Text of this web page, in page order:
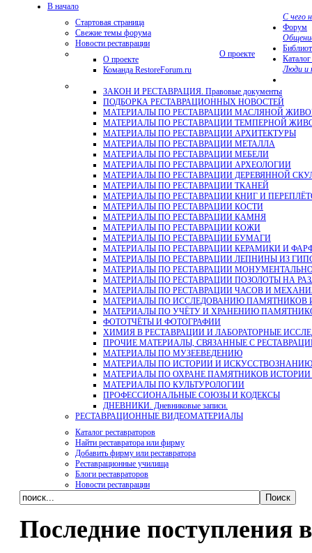
В начало
С чего
Стартовая страница
Свежие темы форума
Новости реставрации
О проекте
О проекте
Команда RestoreForum.ru
Форум
ЗАКОН И РЕСТАВРАЦИЯ. Правовые документы
ПОДБОРКА РЕСТАВРАЦИОННЫХ НОВОСТЕЙ
МАТЕРИАЛЫ ПО РЕСТАВРАЦИИ МАСЛЯНОЙ
МАТЕРИАЛЫ ПО РЕСТАВРАЦИИ ТЕМПЕРНОЙ
МАТЕРИАЛЫ ПО РЕСТАВРАЦИИ АРХИТЕКТУРЫ
МАТЕРИАЛЫ ПО РЕСТАВРАЦИИ МЕТАЛЛА
МАТЕРИАЛЫ ПО РЕСТАВРАЦИИ МЕБЕЛИ
МАТЕРИАЛЫ ПО РЕСТАВРАЦИИ АРХЕОЛОГИИ
МАТЕРИАЛЫ ПО РЕСТАВРАЦИИ ДЕРЕВЯННОЙ
МАТЕРИАЛЫ ПО РЕСТАВРАЦИИ ТКАНЕЙ
МАТЕРИАЛЫ ПО РЕСТАВРАЦИИ КНИГ И
МАТЕРИАЛЫ ПО РЕСТАВРАЦИИ КОСТИ
МАТЕРИАЛЫ ПО РЕСТАВРАЦИИ КАМНЯ
МАТЕРИАЛЫ ПО РЕСТАВРАЦИИ КОЖИ
МАТЕРИАЛЫ ПО РЕСТАВРАЦИИ БУМАГИ
МАТЕРИАЛЫ ПО РЕСТАВРАЦИИ КЕРАМИКИ И
МАТЕРИАЛЫ ПО РЕСТАВРАЦИИ ЛЕПНИНЫ ИЗ ГИПСА
МАТЕРИАЛЫ ПО РЕСТАВРАЦИИ
МАТЕРИАЛЫ ПО РЕСТАВРАЦИИ ПОЗОЛОТЫ НА
МАТЕРИАЛЫ ПО РЕСТАВРАЦИИ ЧАСОВ И
МАТЕРИАЛЫ ПО ИССЛЕДОВАНИЮ ПАМЯТНИКОВ
МАТЕРИАЛЫ ПО УЧЁТУ И ХРАНЕНИЮ
ФОТОТЧЁТЫ И ФОТОГРАФИИ
ХИМИЯ В РЕСТАВРАЦИИ И ЛАБОРАТОРНЫЕ
ПРОЧИЕ МАТЕРИАЛЫ, СВЯЗАННЫЕ С
МАТЕРИАЛЫ ПО МУЗЕЕВЕДЕНИЮ
МАТЕРИАЛЫ ПО ИСТОРИИ И ИСКУССТВОЗНАНИЮ
МАТЕРИАЛЫ ПО ОХРАНЕ ПАМЯТНИКОВ ИСТОРИИ
МАТЕРИАЛЫ ПО КУЛЬТУРОЛОГИИ
ПРОФЕССИОНАЛЬНЫЕ СОЮЗЫ И КОДЕКСЫ
ДНЕВНИКИ. Дневниковые записи.
РЕСТАВРАЦИОННЫЕ ВИДЕОМАТЕРИАЛЫ
Люди и
Каталог реставраторов
Найти реставратора или фирму
Добавить фирму или реставратора
Реставрационные училища
Блоги реставраторов
Новости реставрации
Последние поступления